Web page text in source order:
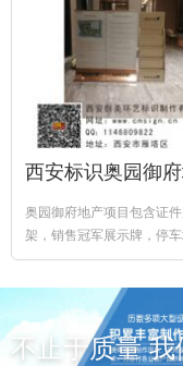
奥园御府地产项目包含证
架，销售冠军展示牌，停车
牌，多功能指示牌，门牌
不止于质量